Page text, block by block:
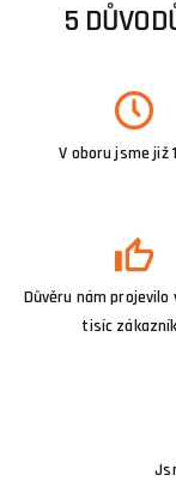
5
V oboru jsme již
Důvěru nám projevilo
tisíc